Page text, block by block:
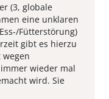
(3, globale
eine unklaren
Fütterstörung)
gibt es hierzu
wieder mal
wird. Sie